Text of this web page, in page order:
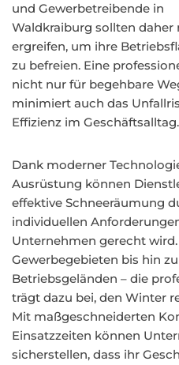
und Gewerbetreibende in
Waldkraiburg sollten
ergreifen, um ihre
zu befreien. Eine
nicht nur für begehbare
minimiert auch das
Effizienz im Geschäftsalltag.
Dank moderner
Ausrüstung können
effektive Schneeräumung
individuellen
Unternehmen gerecht
Gewerbegebieten bis hin
Betriebsgeländen – die
trägt dazu bei, den Winter
Mit maßgeschneiderten
Einsatzzeiten können
sicherstellen, dass ihr